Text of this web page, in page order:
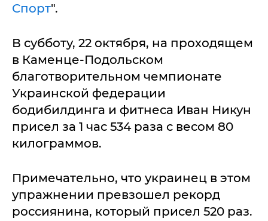
Спорт".
В субботу, 22 октября, на проходящем
в Каменце-Подольском
благотворительном чемпионате
Украинской федерации
бодибилдинга и фитнеса Иван Никун
присел за 1 час 534 раза с весом 80
килограммов.
Примечательно, что украинец в этом
упражнении превзошел рекорд
россиянина, который присел 520 раз.